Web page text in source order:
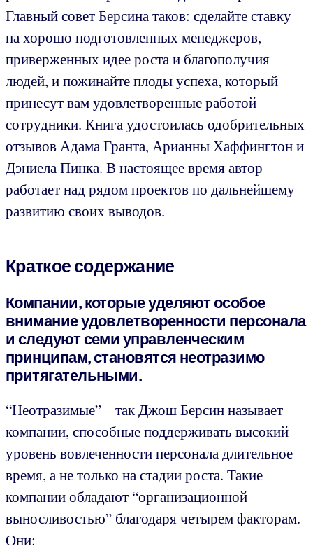
Главный совет Берсина таков: сделайте ставку
на хорошо подготовленных менеджеров,
приверженных идее роста и благополучия
людей, и пожинайте плоды успеха, который
принесут вам удовлетворенные работой
сотрудники. Книга удостоилась одобрительных
отзывов Адама Гранта, Арианны Хаффингтон и
Дэниела Пинка. В настоящее время автор
работает над рядом проектов по дальнейшему
развитию своих выводов.
Краткое содержание
Компании, которые уделяют особое
внимание удовлетворенности персонала
и следуют семи управленческим
принципам, становятся неотразимо
притягательными.
“Неотразимые” – так Джош Берсин называет
компании, способные поддерживать высокий
уровень вовлеченности персонала длительное
время, а не только на стадии роста. Такие
компании обладают “организационной
выносливостью” благодаря четырем факторам.
Они: